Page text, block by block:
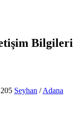
Bilgileri
Seyhan /Adana